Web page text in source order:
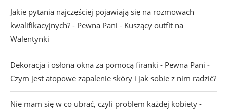
Jakie pytania najczęściej pojawiają się na rozmowach
kwalifikacyjnych? - Pewna Pani - Kuszący outfit na
Walentynki
Dekoracja i osłona okna za pomocą firanki - Pewna Pani -
Czym jest atopowe zapalenie skóry i jak sobie z nim radzić?
Nie mam się w co ubrać, czyli problem każdej kobiety -